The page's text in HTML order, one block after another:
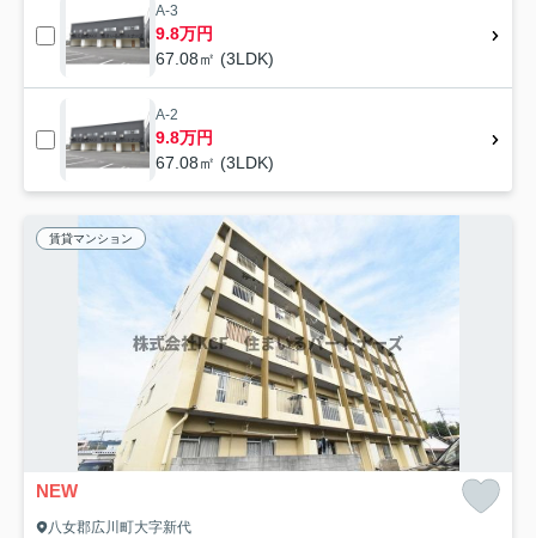
A-3
9.8万円
67.08㎡ (3LDK)
A-2
9.8万円
67.08㎡ (3LDK)
賃貸マンション
NEW
八女郡広川町大字新代